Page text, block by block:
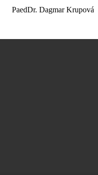
PaedDr. Dagmar Krupová